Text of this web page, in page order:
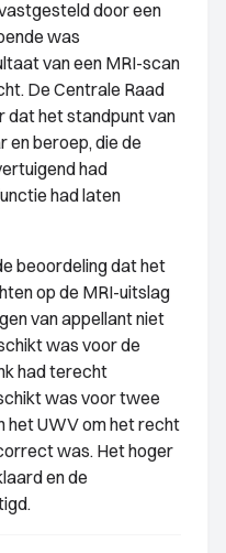
door een
was
van een MRI-scan
De Centrale Raad
dat het standpunt van
beroep, die de
had
had laten
beoordeling dat het
op de MRI-uitslag
van appellant niet
was voor de
had terecht
was voor twee
het UWV om het recht
was. Het hoger
en de